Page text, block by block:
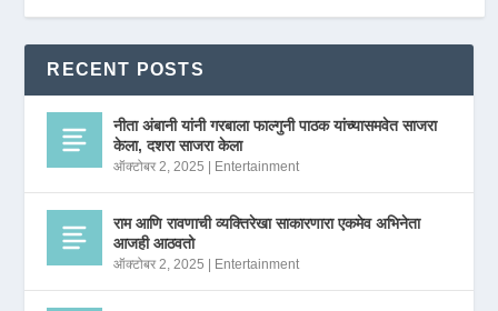
RECENT POSTS
नीता अंबानी यांनी गरबाला फाल्गुनी पाठक यांच्यासमवेत साजरा
केला, दशरा साजरा केला
ऑक्टोबर 2, 2025 Entertainment
राम आणि रावणाची व्यक्तिरेखा साकारणारा एकमेव अभिनेता
आजही आठवतो
ऑक्टोबर 2, 2025 Entertainment